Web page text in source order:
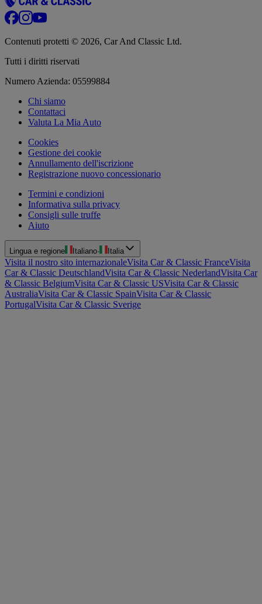
Contenuti protetti © 2026, Car And Classic Ltd.
Tutti i diritti riservati
Numero Azienda: 05599884
Chi siamo
Contattaci
Valuta La Mia Auto
Cookies
Gestione dei cookie
Annullamento dell'iscrizione
Registrazione nuovo concessionario
Termini e condizioni
Informativa sulla privacy
Consigli sulle truffe
Aiuto
Lingua e regione Italiano· Italia
Visita il nostro sito internazionaleVisita Car & Classic FranceVisita
Car & Classic DeutschlandVisita Car & Classic NederlandVisita Car
& Classic BelgiumVisita Car & Classic USVisita Car & Classic
AustraliaVisita Car & Classic SpainVisita Car & Classic
PortugalVisita Car & Classic Sverige